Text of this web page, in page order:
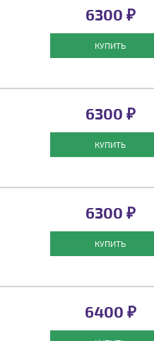
6300 ₽
КУПИТЬ
6300 ₽
КУПИТЬ
6300 ₽
КУПИТЬ
6400 ₽